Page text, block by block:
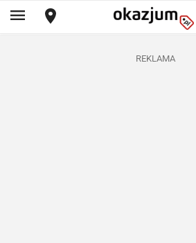
REKLAMA